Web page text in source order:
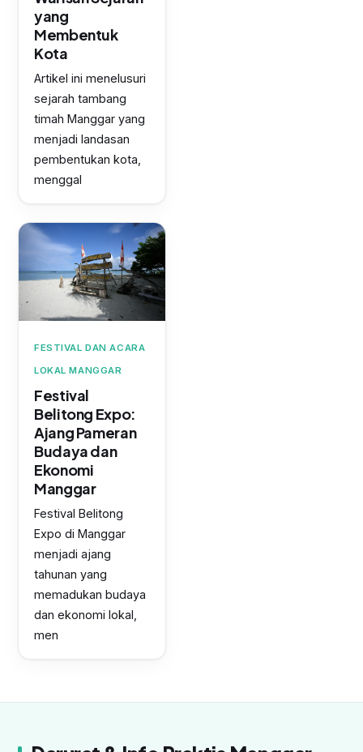
yang
Membentuk
Kota
Artikel ini menelusuri
sejarah tambang
timah Manggar yang
menjadi landasan
pembentukan kota,
menggal
FESTIVAL DAN ACARA
LOKAL MANGGAR
Festival
Belitong Expo:
Ajang Pameran
Budaya dan
Ekonomi
Manggar
Festival Belitong
Expo di Manggar
menjadi ajang
tahunan yang
memadukan budaya
dan ekonomi lokal,
men